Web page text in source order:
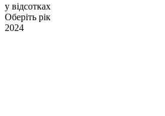
у відсотках
Оберіть рік
2024